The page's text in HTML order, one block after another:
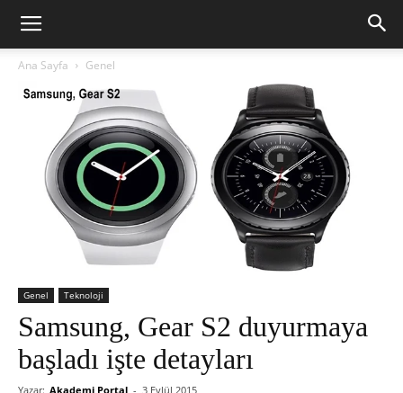
Ana Sayfa Genel
Genel Teknoloji
Samsung, Gear S2 duyurmaya
başladı işte detayları
Yazar: Akademi Portal - 3 Eylül 2015